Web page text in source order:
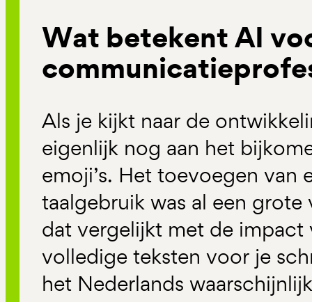
Wat betekent AI
Als je kijkt naar de
eigenlijk nog aan het
emoji’s. Het toevoegen van
taalgebruik was al een grote
dat vergelijkt met de impact
volledige teksten voor je
het Nederlands